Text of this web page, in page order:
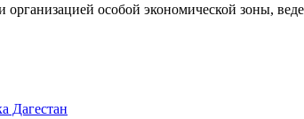
особой экономической зоны,
Дагестан